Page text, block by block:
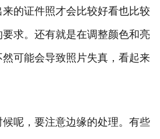
的证件照才会比较好看也比较
求。还有就是在调整颜色和亮
可能会导致照片失真，看起来
呢，要注意边缘的处理。有些